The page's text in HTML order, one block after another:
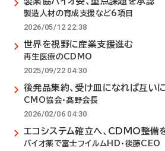
製造人材の育成支援など6項目
2026/05/12 22:38
世界を視野に産業支援進む
再生医療のCDMO
2025/09/22 04:30
後発品集約、受け皿になれば互いに
CMO協会・髙野会長
2026/02/06 04:30
エコシステム確立へ、CDMO整備
バイオ薬で富士フイルムHD・後藤CEO